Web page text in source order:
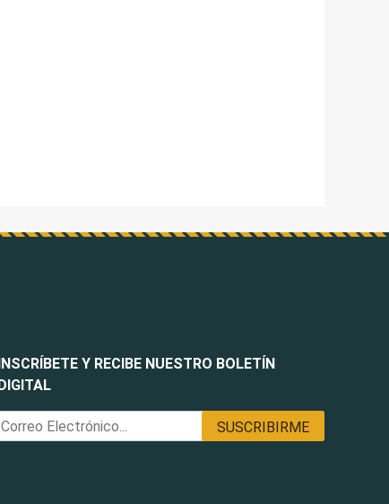
INSCRÍBETE Y RECIBE NUESTRO BOLETÍN
DIGITAL